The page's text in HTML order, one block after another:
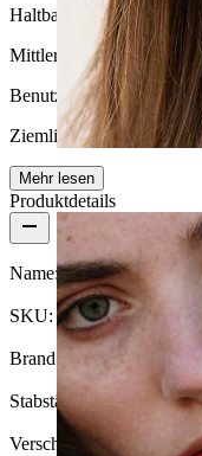
Ohr
Haltbarkeit
Mittlere Haltbarkeit
Benutzerfreundlichkeit
Ziemlich leicht
Mehr lesen
Produktdetails
Name:Zungenpiercing aus
SKU:Tongue-49
Brand:
Stabstärke:1,6 mm
Verschlusstyp: